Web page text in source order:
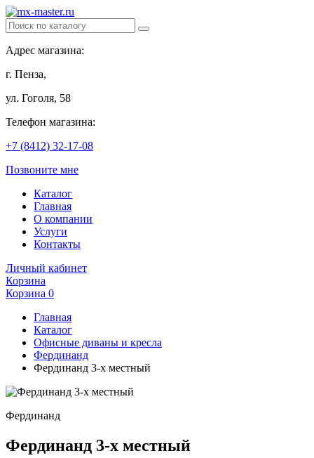
Адрес магазина:
г. Пенза,
ул. Гоголя, 58
Телефон магазина:
+7 (8412) 32-17-08
Позвоните мне
Каталог
Главная
О компании
Услуги
Контакты
Личный кабинет
Корзина
Корзина 0
Главная
Каталог
Офисные диваны и кресла
Фердинанд
Фердинанд 3-х местный
Фердинанд
Фердинанд 3-х местный